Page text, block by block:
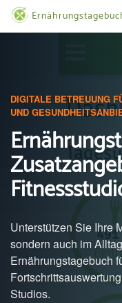
DIGITALE BETREUUNG
UND
Unterstützen Sie Ihre
sondern auch im
Ernährungstagebuch
Studios.